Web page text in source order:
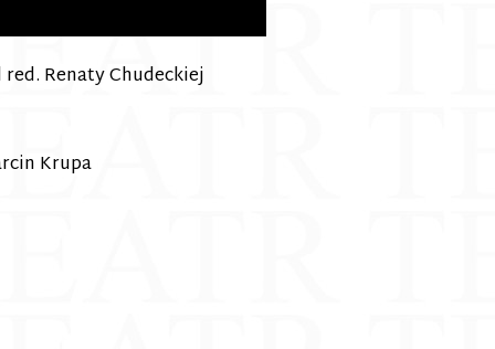
red. Renaty Chudeckiej
Krupa